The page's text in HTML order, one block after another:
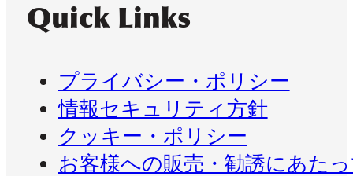
Quick Links
プライバシー・ポリシー
情報セキュリティ方針
クッキー・ポリシー
お客様への販売・勧誘にあた